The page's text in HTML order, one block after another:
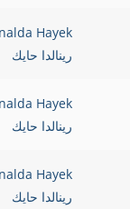
Hayek
رينالدا حايك
Hayek
رينالدا حايك
Hayek
رينالدا حايك